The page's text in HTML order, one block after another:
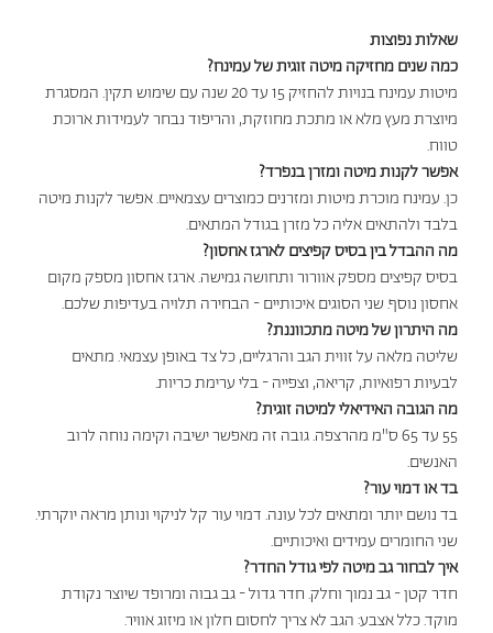
שאלות נפוצות
כמה שנים מחזיקה מיטה זוגית של עמינח?
מיטות עמינח בנויות להחזיק 15 עד 20 שנה עם שימוש תקין. המסגרת
מיוצרת מעץ מלא או מתכת מחוזקת, והריפוד נבחר לעמידות ארוכת
טווח.
אפשר לקנות מיטה ומזרן בנפרד?
כן. עמינח מוכרת מיטות ומזרנים כמוצרים עצמאיים. אפשר לקנות מיטה
בלבד ולהתאים אליה כל מזרן בגודל המתאים.
מה ההבדל בין בסיס קפיצים לארגז אחסון?
בסיס קפיצים מספק אוורור ותחושה גמישה. ארגז אחסון מספק מקום
אחסון נוסף. שני הסוגים איכותיים - הבחירה תלויה בעדיפות שלכם.
מה היתרון של מיטה מתכווננת?
שליטה מלאה על זווית הגב והרגליים, כל צד באופן עצמאי. מתאים
לבעיות רפואיות, קריאה, וצפייה - בלי ערימת כריות.
מה הגובה האידיאלי למיטה זוגית?
55 עד 65 ס"מ מהרצפה. גובה זה מאפשר ישיבה וקימה נוחה לרוב
האנשים.
בד או דמוי עור?
בד נושם יותר ומתאים לכל עונה. דמוי עור קל לניקוי ונותן מראה יוקרתי.
שני החומרים עמידים ואיכותיים.
איך לבחור גב מיטה לפי גודל החדר?
חדר קטן - גב נמוך וחלק. חדר גדול - גב גבוה ומרופד שיוצר נקודת
מוקד. כלל אצבע: הגב לא צריך לחסום חלון או מיזוג אוויר.